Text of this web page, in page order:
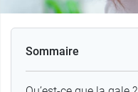
Sommaire